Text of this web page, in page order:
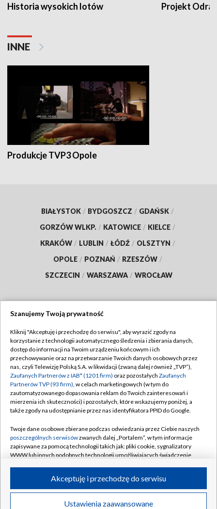
Historia wysokich lotów Projekt Odra
INNE
Produkcje TVP3 Opole
BIAŁYSTOK / BYDGOSZCZ / GDAŃSK /
GORZÓW WLKP. / KATOWICE / KIELCE /
KRAKÓW / LUBLIN / ŁÓDŹ / OLSZTYN /
OPOLE / POZNAŃ / RZESZÓW /
SZCZECIN / WARSZAWA / WROCŁAW
TVP
Abonament TVP
Emisja w TVP
Centrum informacji TVP
Naziemna Telewizja Cyfrowa
Rada Programowa
System NOS
Informacje o nadawcy
Program dla prasy
Regulamin TVP
Polityka prywatności
Moje zgody
Pomoc
Kontakt
Kanały
©2026 Telewizja Polska S.A. w likwidacji
Szanujemy Twoją prywatność
Kliknij "Akceptuję i przechodzę do serwisu", aby wyrazić zgody na
korzystanie z technologii automatycznego śledzenia i zbierania danych,
dostęp do informacji na Twoim urządzeniu końcowym i ich
przechowywanie oraz na przetwarzanie Twoich danych osobowych przez
nas, czyli Telewizję Polską S.A. w likwidacji (zwaną dalej również „TVP”),
Zaufanych Partnerów z IAB* (1201 firm) oraz pozostałych Zaufanych
Partnerów TVP (93 firm), w celach marketingowych (w tym do
zautomatyzowanego dopasowania reklam do Twoich zainteresowań i
mierzenia ich skuteczności) i pozostałych, które wskazujemy poniżej, a
także zgody na udostępnianie przez nas identyfikatora PPID do Google.
Twoje dane osobowe zbierane podczas odwiedzania przez Ciebie naszych
poszczególnych serwisówzwanych dalej „Portalem”, w tym informacje
zapisywane za pomocą technologii takich jak: pliki cookie, sygnalizatory
WWW lub innych podobnych technologii umożliwiających świadczenie
ruchu w Internecie.
Twoje dane osobowe zbierane podczas odwiedzania przez Ciebie
Ustawienia zaawansowane
Akceptuję i przechodzę do serwisu